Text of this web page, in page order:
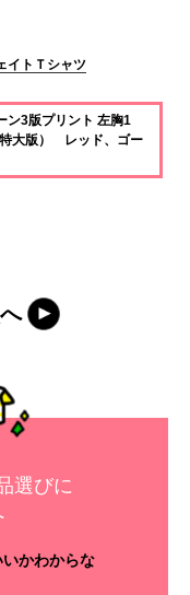
トＴシャツ
3版プリント 左胸1
大版） レッド、ゴー
選びに
いかわからな